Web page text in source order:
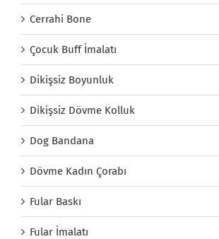
Cerrahi Bone
Çocuk Buff İmalatı
Dikişsiz Boyunluk
Dikişsiz Dövme Kolluk
Dog Bandana
Dövme Kadın Çorabı
Fular Baskı
Fular İmalatı